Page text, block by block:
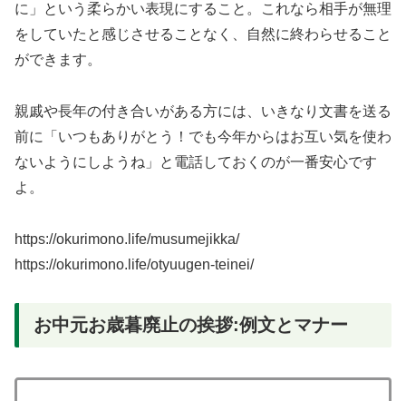
に」という柔らかい表現にすること。これなら相手が無理
をしていたと感じさせることなく、自然に終わらせること
ができます。
親戚や長年の付き合いがある方には、いきなり文書を送る
前に「いつもありがとう！でも今年からはお互い気を使わ
ないようにしようね」と電話しておくのが一番安心です
よ。
https://okurimono.life/musumejikka/
https://okurimono.life/otyuugen-teinei/
お中元お歳暮廃止の挨拶:例文とマナー